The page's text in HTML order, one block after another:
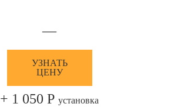
—
УЗНАТЬ
ЦЕНУ
+ 1 050 Р установка